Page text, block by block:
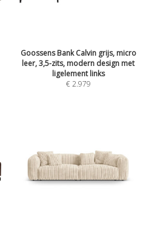
Goossens Bank Calvin grijs, micro
leer, 3,5-zits, modern design met
ligelement links
€2.979